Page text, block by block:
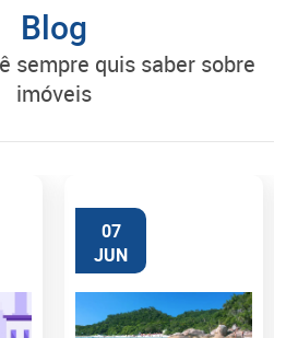
Blog
imóveis
07
JUN